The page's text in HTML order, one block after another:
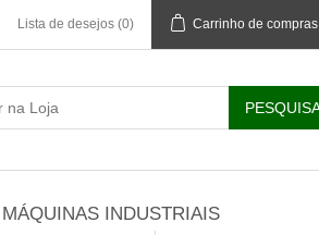
Lista de desejos (0) Carrinho de compras
INDUSTRIAIS